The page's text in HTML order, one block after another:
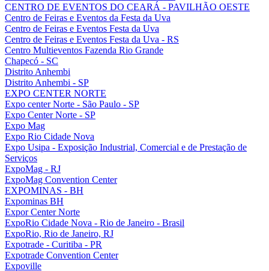
CENTRO DE EVENTOS DO CEARÁ - PAVILHÃO OESTE
Centro de Feiras e Eventos da Festa da Uva
Centro de Feiras e Eventos Festa da Uva
Centro de Feiras e Eventos Festa da Uva - RS
Centro Multieventos Fazenda Rio Grande
Chapecó - SC
Distrito Anhembi
Distrito Anhembi - SP
EXPO CENTER NORTE
Expo center Norte - São Paulo - SP
Expo Center Norte - SP
Expo Mag
Expo Rio Cidade Nova
Expo Usipa - Exposição Industrial, Comercial e de Prestação de
Serviços
ExpoMag - RJ
ExpoMag Convention Center
EXPOMINAS - BH
Expominas BH
Expor Center Norte
ExpoRio Cidade Nova - Rio de Janeiro - Brasil
ExpoRio, Rio de Janeiro, RJ
Expotrade - Curitiba - PR
Expotrade Convention Center
Expoville